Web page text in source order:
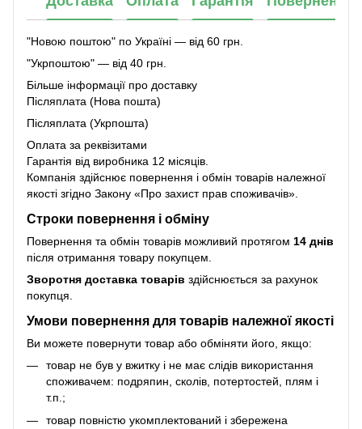
"Новою поштою" по Україні — від 60 грн.
"Укрпоштою" — від 40 грн.
Більше інформації про доставку
Післяплата (Нова пошта)
Післяплата (Укрпошта)
Оплата за реквізитами
Гарантія від виробника 12 місяців.
Компанія здійснює повернення і обмін товарів належної
якості згідно Закону «Про захист прав споживачів»
Строки повернення і обміну
Повернення та обмін товарів можливий протягом 14 днів
після отримання товару покупцем.
Зворотня доставка товарів здійснюється за рахунок
покупця.
Умови повернення для товарів належної якості
Ви можете повернути товар або обміняти його, якщо:
товар не був у вжитку і не має слідів використання
споживачем: подряпин, сколів, потертостей, плям і
т.п.;
товар повністю укомплектований і збережена